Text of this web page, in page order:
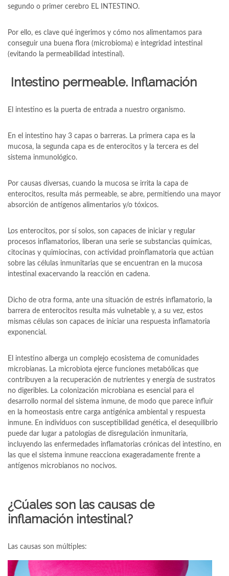
segundo o primer cerebro EL INTESTINO.
Por ello, es clave qué ingerimos y cómo nos alimentamos para
conseguir una buena flora (microbioma) e integridad intestinal
(evitando la permeabilidad intestinal).
Intestino permeable. Inflamación
El intestino es la puerta de entrada a nuestro organismo.
En el intestino hay 3 capas o barreras. La primera capa es la
mucosa, la segunda capa es de enterocitos y la tercera es del
sistema inmunológico.
Por causas diversas, cuando la mucosa se irrita la capa de
enterocitos, resulta más permeable, se abre, permitiendo una mayor
absorción de antígenos alimentarios y/o tóxicos.
Los enterocitos, por sí solos, son capaces de iniciar y regular
procesos inflamatorios, liberan una serie se substancias químicas,
citocinas y quimiocinas, con actividad proinflamatoria que actúan
sobre las células inmunitarias que se encuentran en la mucosa
intestinal exacervando la reacción en cadena.
Dicho de otra forma, ante una situación de estrés inflamatorio, la
barrera de enterocitos resulta más vulnetable y, a su vez, estos
mismas células son capaces de iniciar una respuesta inflamatoria
exponencial.
El intestino alberga un complejo ecosistema de comunidades
microbianas. La microbiota ejerce funciones metabólicas que
contribuyen a la recuperación de nutrientes y energía de sustratos
no digeribles. La colonización microbiana es esencial para el
desarrollo normal del sistema inmune, de modo que parece influir
en la homeostasis entre carga antigénica ambiental y respuesta
inmune. En individuos con susceptibilidad genética, el desequilibrio
puede dar lugar a patologías de disregulación inmunitaria,
incluyendo las enfermedades inflamatorias crónicas del intestino, en
las que el sistema inmune reacciona exageradamente frente a
antígenos microbianos no nocivos.
¿Cúales son las causas de
inflamación intestinal?
Las causas son múltiples: